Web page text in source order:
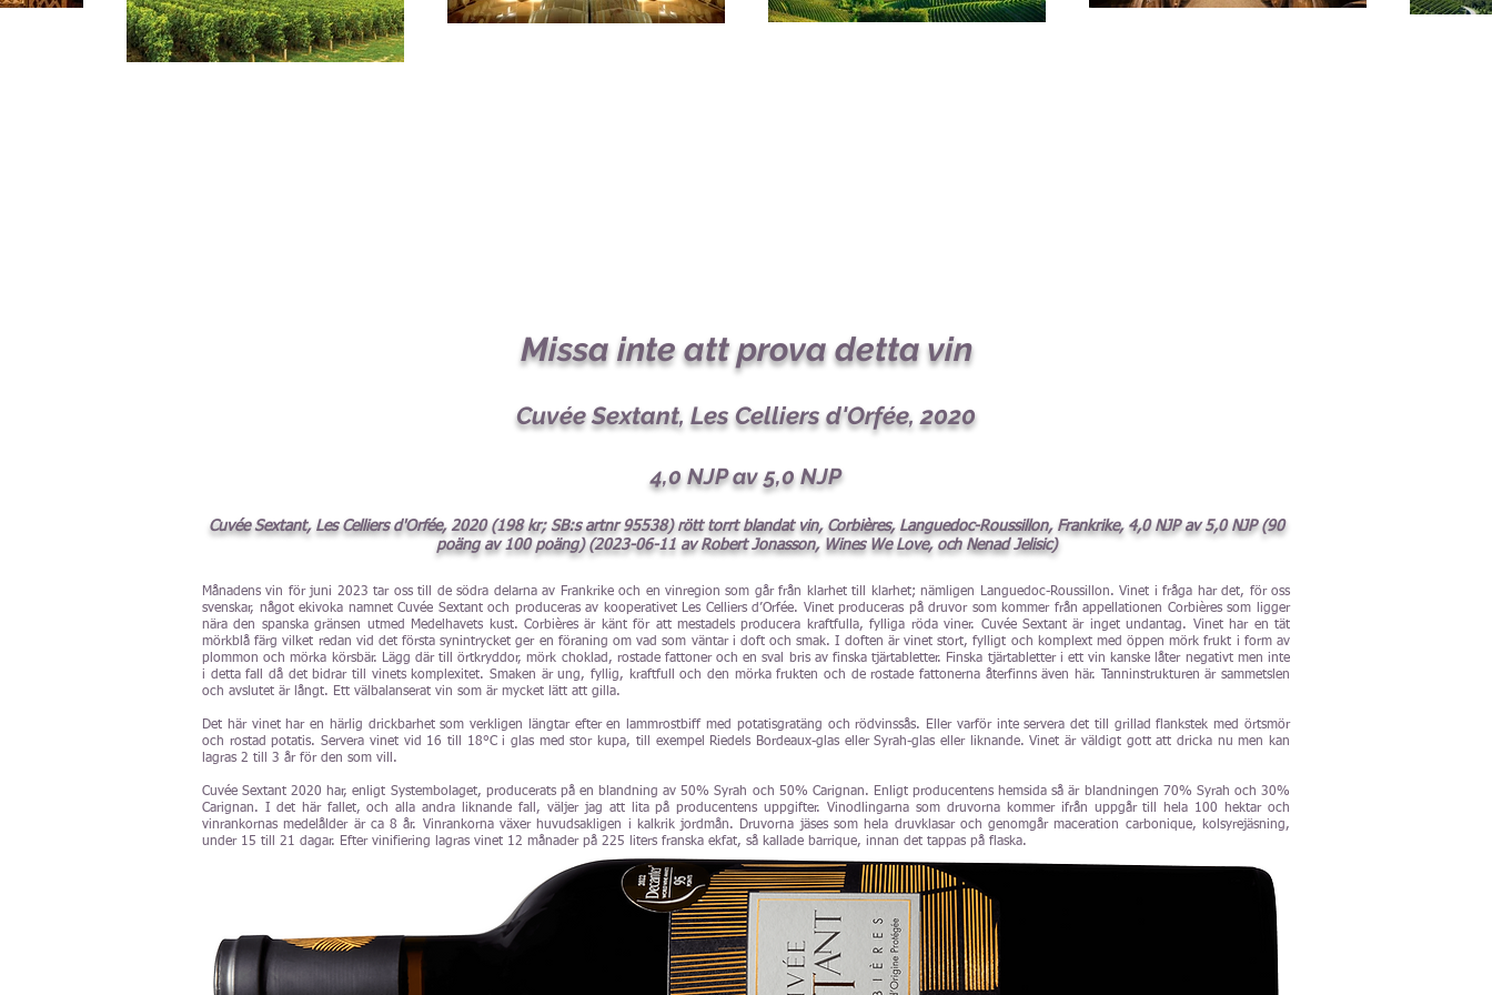
Missa inte att prova detta vin
Cuvée Sextant, Les Celliers d'Orfée, 2020
4,0 NJP av 5,0 NJP
Cuvée Sextant, Les Celliers d'Orfée, 2020 (198 kr; SB:s artnr 95538) rött torrt blandat vin, Corbières, Languedoc-Roussillon, Frankrike, 4,0 NJP av 5,0 NJP (90
poäng av 100 poäng) (2023-06-11 av Robert Jonasson, Wines We Love, och Nenad Jelisic)
Månadens vin för juni 2023 tar oss till de södra delarna av Frankrike och en vinregion som går från klarhet till klarhet; nämligen Languedoc-Roussillon. Vinet i fråga har det, för oss
svenskar, något ekivoka namnet Cuvée Sextant och produceras av kooperativet Les Celliers d’Orfée. Vinet produceras på druvor som kommer från appellationen Corbières som ligger
nära den spanska gränsen utmed Medelhavets kust. Corbières är känt för att mestadels producera kraftfulla, fylliga röda viner. Cuvée Sextant är inget undantag. Vinet har en tät
mörkblå färg vilket redan vid det första synintrycket ger en föraning om vad som väntar i doft och smak. I doften är vinet stort, fylligt och komplext med öppen mörk frukt i form av
plommon och mörka körsbär. Lägg där till örtkryddor, mörk choklad, rostade fattoner och en sval bris av finska tjärtabletter. Finska tjärtabletter i ett vin kanske låter negativt men inte
i detta fall då det bidrar till vinets komplexitet. Smaken är ung, fyllig, kraftfull och den mörka frukten och de rostade fattonerna återfinns även här. Tanninstrukturen är sammetslen
och avslutet är långt. Ett välbalanserat vin som är mycket lätt att gilla.
Det här vinet har en härlig drickbarhet som verkligen längtar efter en lammrostbiff med potatisgratäng och rödvinssås. Eller varför inte servera det till grillad flankstek med örtsmör
och rostad potatis. Servera vinet vid 16 till 18°C i glas med stor kupa, till exempel Riedels Bordeaux-glas eller Syrah-glas eller liknande. Vinet är väldigt gott att dricka nu men kan
lagras 2 till 3 år för den som vill.
Cuvée Sextant 2020 har, enligt Systembolaget, producerats på en blandning av 50% Syrah och 50% Carignan. Enligt producentens hemsida så är blandningen 70% Syrah och 30%
Carignan. I det här fallet, och alla andra liknande fall, väljer jag att lita på producentens uppgifter. Vinodlingarna som druvorna kommer ifrån uppgår till hela 100 hektar och
vinrankornas medelålder är ca 8 år. Vinrankorna växer huvudsakligen i kalkrik jordmån. Druvorna jäses som hela druvklasar och genomgår maceration carbonique, kolsyrejäsning,
under 15 till 21 dagar. Efter vinifiering lagras vinet 12 månader på 225 liters franska ekfat, så kallade barrique, innan det tappas på flaska.